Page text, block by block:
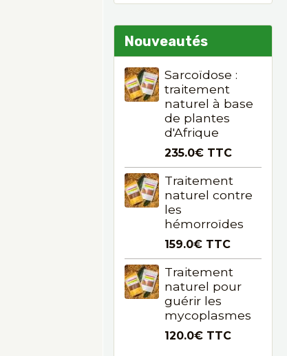
Nouveautés
Sarcoïdose :
traitement
naturel à base
de plantes
d'Afrique
235.0€ TTC
Traitement
naturel contre
les
hémorroïdes
159.0€ TTC
Traitement
naturel pour
guérir les
mycoplasmes
120.0€ TTC